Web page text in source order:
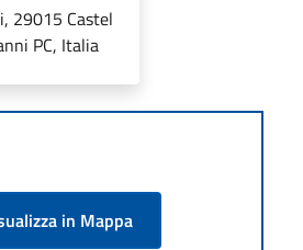
29015 Castel
PC, Italia
in Mappa